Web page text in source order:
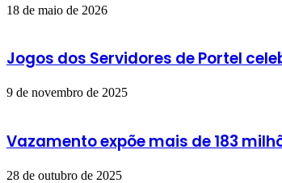
18 de maio de 2026
Jogos dos Servidores de Portel
9 de novembro de 2025
Vazamento expõe mais de 183
28 de outubro de 2025